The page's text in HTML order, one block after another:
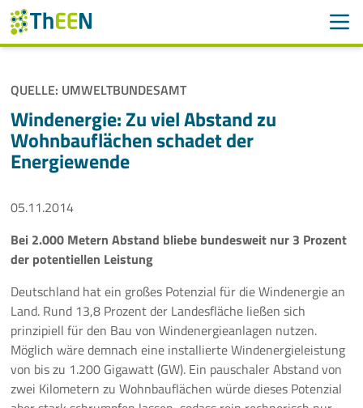
Navigation überspringen
ThEEN
Services
Aktivitäten
Veranstaltungen
Aktuelles
Meldungen
Pressemeldungen
QUELLE: UMWELTBUNDESAMT
Windenergie: Zu viel Abstand zu
Wohnbauflächen schadet der
Energiewende
05.11.2014
Bei 2.000 Metern Abstand bliebe bundesweit nur 3 Prozent
der potentiellen Leistung
Deutschland hat ein großes Potenzial für die Windenergie an
Land. Rund 13,8 Prozent der Landesfläche ließen sich
prinzipiell für den Bau von Windenergieanlagen nutzen.
Möglich wäre demnach eine installierte Windenergieleistung
von bis zu 1.200 Gigawatt (GW). Ein pauschaler Abstand von
zwei Kilometern zu Wohnbauflächen würde dieses Potenzial